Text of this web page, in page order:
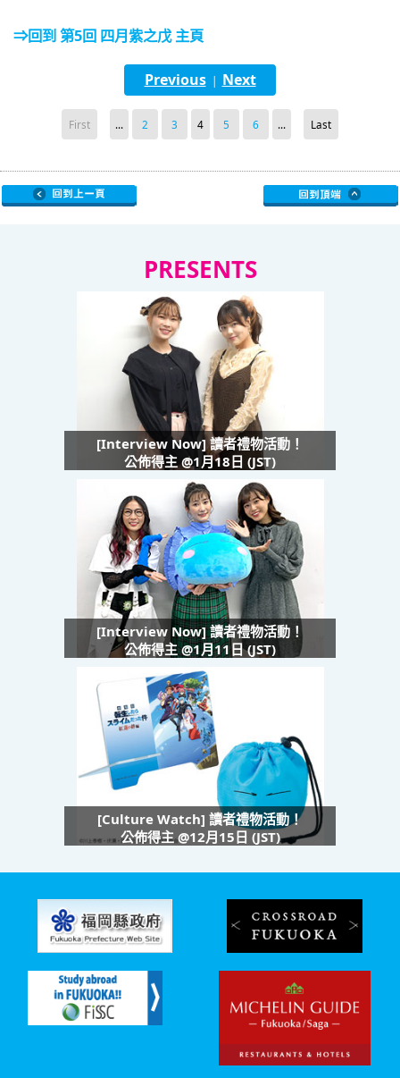
⇒回到 第5回 四月紫之戊 主頁
Previous| Next
First ... 2 3 4 5 6 ... Last
PRESENTS
[Interview Now] 讀者禮物活動！
公佈得主 @1月18日 (JST)
[Interview Now] 讀者禮物活動！
公佈得主 @1月11日 (JST)
[Culture Watch] 讀者禮物活動！
公佈得主 @12月15日 (JST)